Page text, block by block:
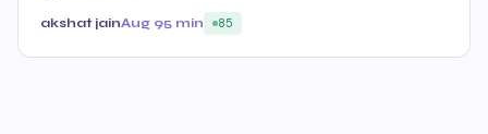
akshat jainAug 95 min 85